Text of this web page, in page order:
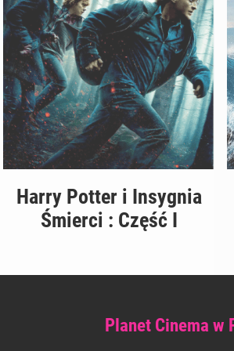
Harry Potter i Insygnia
Śmierci : Część I
Planet Cinema w